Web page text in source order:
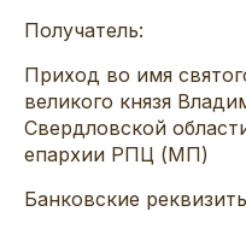
Получатель:
Приход во имя
великого князя
Свердловской
епархии РПЦ (МП)
Банковские